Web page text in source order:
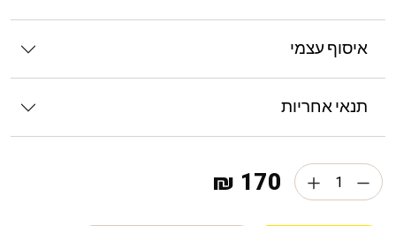
איסוף עצמי
תנאי אחריות
170 ₪